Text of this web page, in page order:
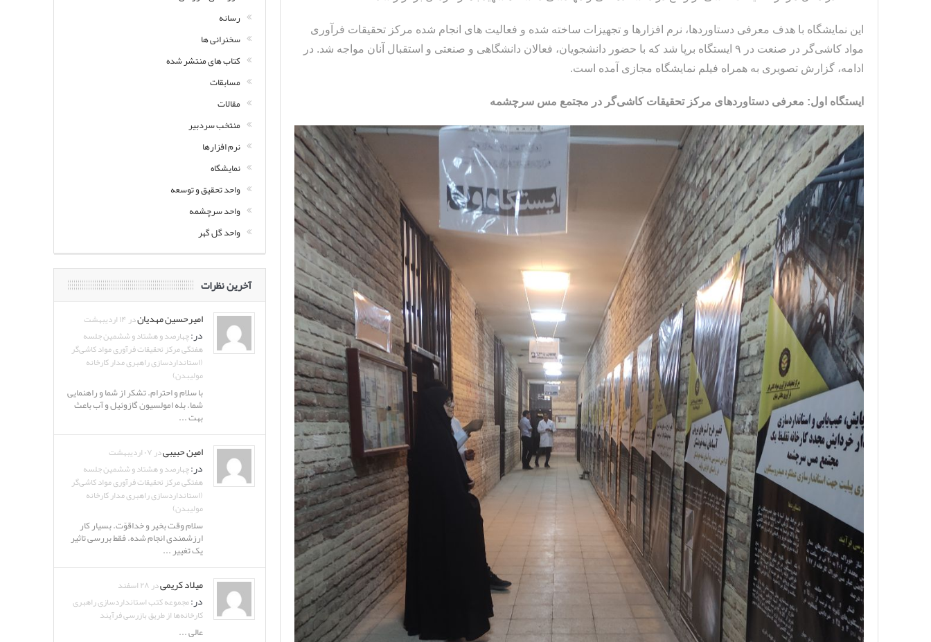
این نمایشگاه با هدف معرفی دستاوردها، نرم افزارها و تجهیزات ساخته شده و فعالیت های انجام شده مرکز تحقیقات فرآوری
مواد کاشی‌گر در صنعت در ۹ ایستگاه برپا شد که با حضور دانشجویان، فعالان دانشگاهی و صنعتی و استقبال آنان مواجه شد. در
ادامه، گزارش تصویری به همراه فیلم نمایشگاه مجازی آمده است.
ایستگاه اول: معرفی دستاوردهای مرکز تحقیقات کاشی‌گر در مجتمع مس سرچشمه
رسانه
سخنرانی ها
کتاب های منتشر شده
مسابقات
مقالات
منتخب سردبیر
نرم افزارها
نمایشگاه
واحد تحقیق و توسعه
واحد سرچشمه
واحد گل گهر
آخرین نظرات
امیرحسین مهدیاندر ۱۴ اردیبهشت
در:چهارصد و هشتاد و ششمین جلسه
هفتگی مرکز تحقیقات فرآوری مواد کاشی‌گر
(استانداردسازی راهبری مدار کارخانه
مولیبدن)
با سلام و احترام. تشکر از شما و راهنمایی
شما. بله امولسیون گازوئیل و آب باعث
بهت ...
امین حبیبیدر ۰۷ اردیبهشت
در:چهارصد و هشتاد و ششمین جلسه
هفتگی مرکز تحقیقات فرآوری مواد کاشی‌گر
(استانداردسازی راهبری مدار کارخانه
مولیبدن)
سلام وقت بخیر و خداقوّت. بسیار کار
ارزشمندی انجام شده. فقط بررسی تاثیر
یک تغییر ...
میلاد کریمیدر ۲۸ اسفند
در:مجموعه کتب استانداردسازی راهبری
کارخانه‌ها از طریق بازرسی فرآیند
عالی ...